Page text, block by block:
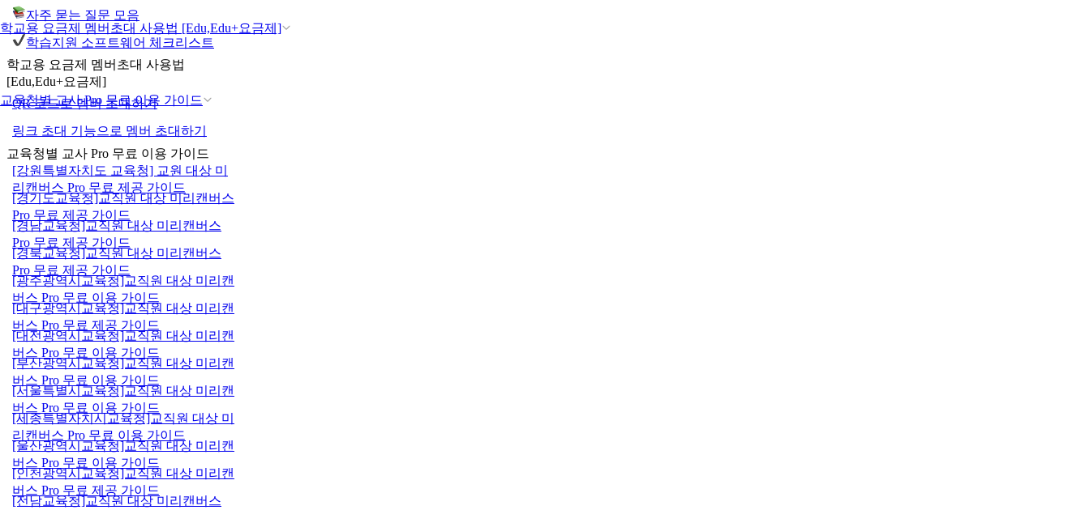
학교용 요금제 멤버초대 사용법 [Edu,Edu+요금제]
교육청별 교사 Pro 무료 이용 가이드
자주 묻는 질문 모음
학습지원 소프트웨어 체크리스트
학교용 요금제 멤버초대 사용법
[Edu,Edu+요금제]
QR 코드로 멤버 초대하기
링크 초대 기능으로 멤버 초대하기
교육청별 교사 Pro 무료 이용 가이드
[강원특별자치도 교육청] 교원 대상 미
리캔버스 Pro 무료 제공 가이드
[경기도교육청]교직원 대상 미리캔버스
Pro 무료 제공 가이드
[경남교육청]교직원 대상 미리캔버스
Pro 무료 제공 가이드
[경북교육청]교직원 대상 미리캔버스
Pro 무료 제공 가이드
[광주광역시교육청]교직원 대상 미리캔
버스 Pro 무료 이용 가이드
[대구광역시교육청]교직원 대상 미리캔
버스 Pro 무료 제공 가이드
[대전광역시교육청]교직원 대상 미리캔
버스 Pro 무료 이용 가이드
[부산광역시교육청]교직원 대상 미리캔
버스 Pro 무료 이용 가이드
[서울특별시교육청]교직원 대상 미리캔
버스 Pro 무료 이용 가이드
[세종특별자치시교육청]교직원 대상 미
리캔버스 Pro 무료 이용 가이드
[울산광역시교육청]교직원 대상 미리캔
버스 Pro 무료 이용 가이드
[인천광역시교육청]교직원 대상 미리캔
버스 Pro 무료 제공 가이드
[전남교육청]교직원 대상 미리캔버스